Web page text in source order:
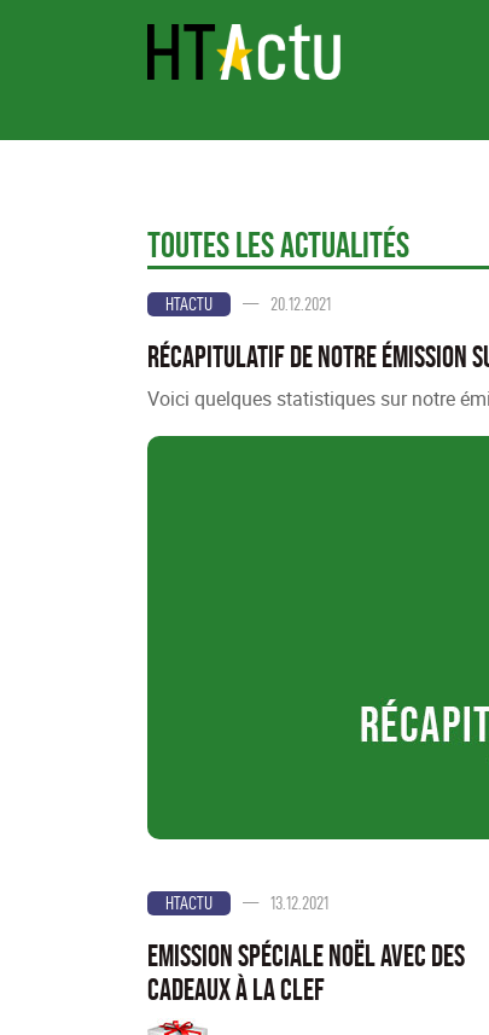
Toutes les Actualités
HTACTU — 20.12.2021
Récapitulatif de notre émission
Voici quelques statistiques sur notre
HTACTU — 13.12.2021
Emission spéciale Noël avec des
cadeaux à la clef